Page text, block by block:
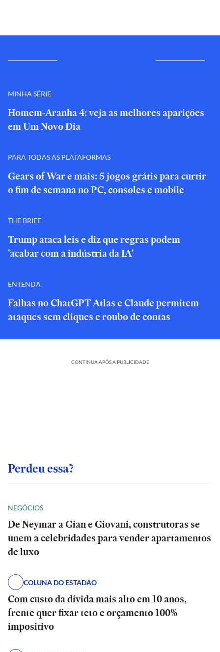
MINHA SÉRIE
Homem-Aranha 4: veja as melhores aparições
em Um Novo Dia
PARA TODAS AS PLATAFORMAS
Gears of War e mais: 5 jogos grátis para curtir
o fim de semana no PC, consoles e mobile
THE BRIEF
Trump ataca leis e diz que regras podem
'acabar com a indústria da IA'
ENTENDA
Falhas no ChatGPT Atlas e Claude permitem
ataques sem cliques e roubo de contas
CONTINUA APÓS A PUBLICIDADE
Perdeu essa?
NEGÓCIOS
De Neymar a Gian e Giovani, construtoras se
unem a celebridades para vender apartamentos
de luxo
COLUNA DO ESTADÃO
Com custo da dívida mais alto em 10 anos,
frente quer fixar teto e orçamento 100%
impositivo